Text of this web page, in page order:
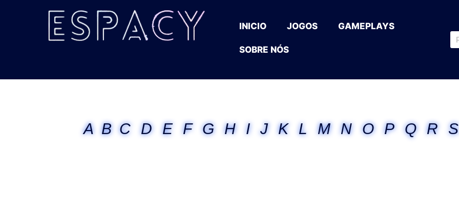
INICIO JOGOS GAMEPLAYS
SOBRE NÓS
A B C D E F G H I J K L M N O P Q R S